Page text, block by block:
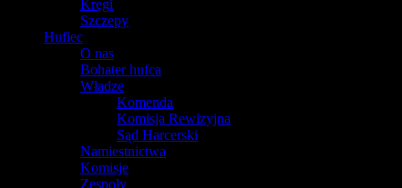
Kręgi
Szczepy
Hufiec
O nas
Bohater hufca
Władze
Komenda
Komisja Rewizyjna
Sąd Harcerski
Namiestnictwa
Komisje
Zespoły